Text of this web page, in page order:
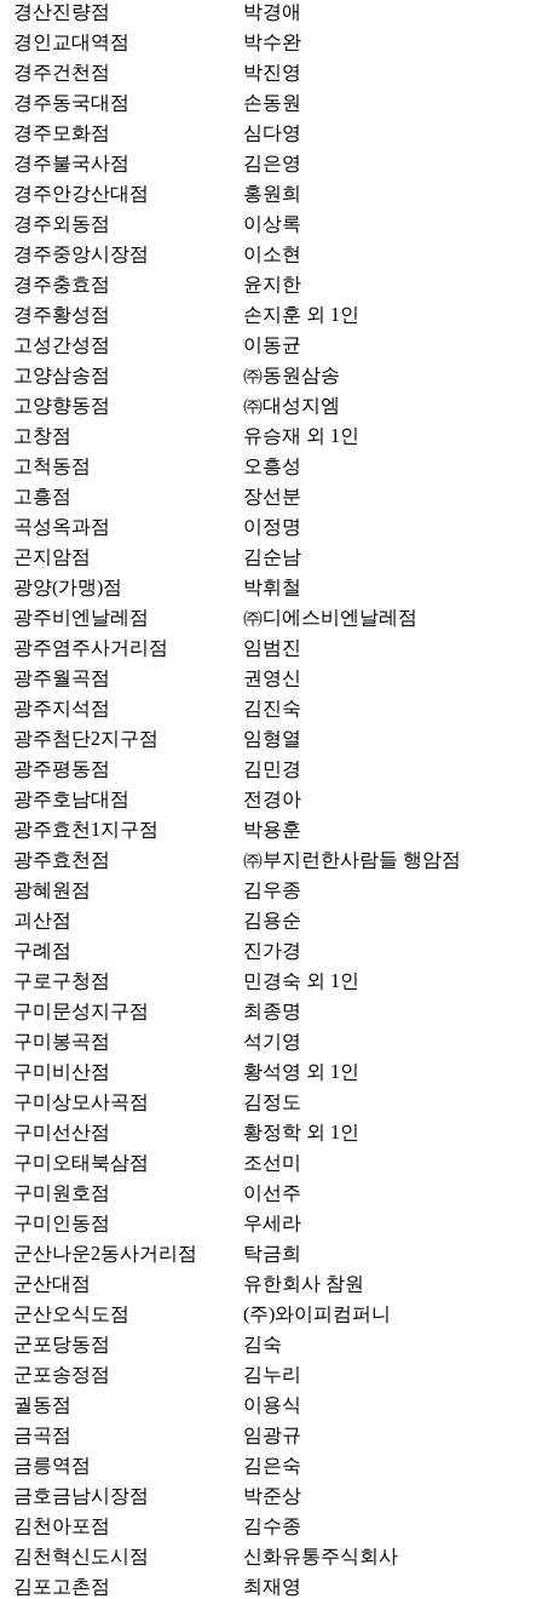
경산진량점
박경애
경인교대역점
박수완
경주건천점
박진영
경주동국대점
손동원
경주모화점
심다영
경주불국사점
김은영
경주안강산대점
홍원희
경주외동점
이상록
경주중앙시장점
이소현
경주충효점
윤지한
경주황성점
손지훈 외 1인
고성간성점
이동균
고양삼송점
㈜동원삼송
고양향동점
㈜대성지엠
고창점
유승재 외 1인
고척동점
오흥성
고흥점
장선분
곡성옥과점
이정명
곤지암점
김순남
광양(가맹)점
박휘철
광주비엔날레점
㈜디에스비엔날레점
광주염주사거리점
임범진
광주월곡점
권영신
광주지석점
김진숙
광주첨단2지구점
임형열
광주평동점
김민경
광주호남대점
전경아
광주효천1지구점
박용훈
광주효천점
㈜부지런한사람들 행암점
광혜원점
김우종
괴산점
김용순
구례점
진가경
구로구청점
민경숙 외 1인
구미문성지구점
최종명
구미봉곡점
석기영
구미비산점
황석영 외 1인
구미상모사곡점
김정도
구미선산점
황정학 외 1인
구미오태북삼점
조선미
구미원호점
이선주
구미인동점
우세라
군산나운2동사거리점
탁금희
군산대점
유한회사 참원
군산오식도점
(주)와이피컴퍼니
군포당동점
김숙
군포송정점
김누리
궐동점
이용식
금곡점
임광규
금릉역점
김은숙
금호금남시장점
박준상
김천아포점
김수종
김천혁신도시점
신화유통주식회사
김포고촌점
최재영